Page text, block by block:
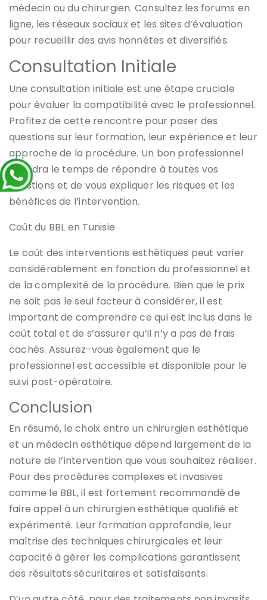
médecin ou du chirurgien. Consultez les forums en
ligne, les réseaux sociaux et les sites d’évaluation
pour recueillir des avis honnêtes et diversifiés.
Consultation Initiale
Une consultation initiale est une étape cruciale
pour évaluer la compatibilité avec le professionnel.
Profitez de cette rencontre pour poser des
questions sur leur formation, leur expérience et leur
approche de la procédure. Un bon professionnel
prendra le temps de répondre à toutes vos
questions et de vous expliquer les risques et les
bénéfices de l’intervention.
Coût du BBL en Tunisie
Le coût des interventions esthétiques peut varier
considérablement en fonction du professionnel et
de la complexité de la procédure. Bien que le prix
ne soit pas le seul facteur à considérer, il est
important de comprendre ce qui est inclus dans le
coût total et de s’assurer qu’il n’y a pas de frais
cachés. Assurez-vous également que le
professionnel est accessible et disponible pour le
suivi post-opératoire.
Conclusion
En résumé, le choix entre un chirurgien esthétique
et un médecin esthétique dépend largement de la
nature de l’intervention que vous souhaitez réaliser.
Pour des procédures complexes et invasives
comme le BBL, il est fortement recommandé de
faire appel à un chirurgien esthétique qualifié et
expérimenté. Leur formation approfondie, leur
maîtrise des techniques chirurgicales et leur
capacité à gérer les complications garantissent
des résultats sécuritaires et satisfaisants.